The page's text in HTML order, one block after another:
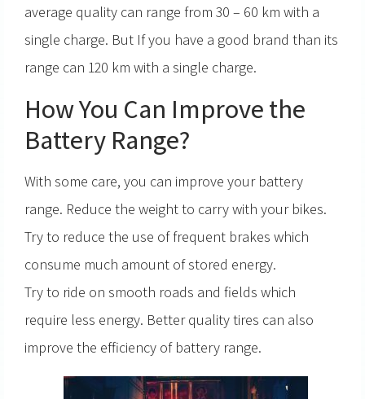
average quality can range from 30 – 60 km with a
single charge. But If you have a good brand than its
range can 120 km with a single charge.
How You Can Improve the
Battery Range?
With some care, you can improve your battery
range. Reduce the weight to carry with your bikes.
Try to reduce the use of frequent brakes which
consume much amount of stored energy.
Try to ride on smooth roads and fields which
require less energy. Better quality tires can also
improve the efficiency of battery range.